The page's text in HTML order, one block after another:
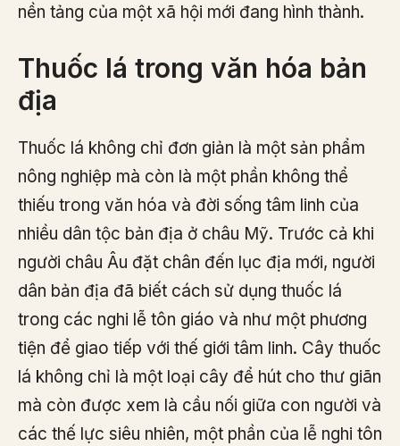
nền tảng của một xã hội mới đang hình thành.
Thuốc lá trong văn hóa bản
địa
Thuốc lá không chỉ đơn giản là một sản phẩm
nông nghiệp mà còn là một phần không thể
thiếu trong văn hóa và đời sống tâm linh của
nhiều dân tộc bản địa ở châu Mỹ. Trước cả khi
người châu Âu đặt chân đến lục địa mới, người
dân bản địa đã biết cách sử dụng thuốc lá
trong các nghi lễ tôn giáo và như một phương
tiện để giao tiếp với thế giới tâm linh. Cây thuốc
lá không chỉ là một loại cây để hút cho thư giãn
mà còn được xem là cầu nối giữa con người và
các thế lực siêu nhiên, một phần của lễ nghi tôn